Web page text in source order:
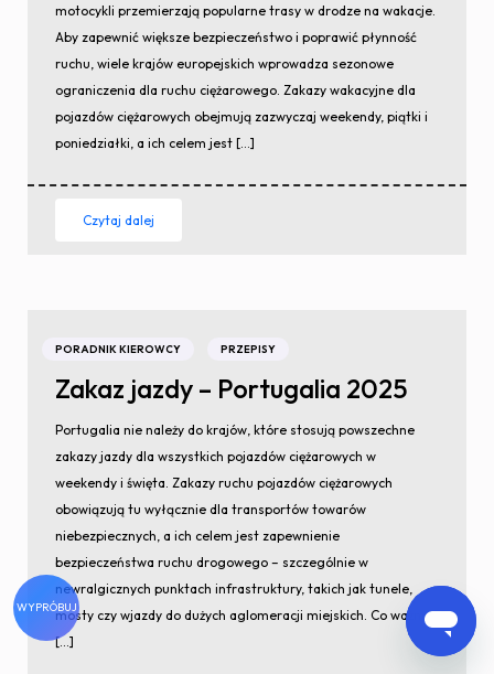
motocykli przemierzają popularne trasy w drodze na wakacje.
Aby zapewnić większe bezpieczeństwo i poprawić płynność
ruchu, wiele krajów europejskich wprowadza sezonowe
ograniczenia dla ruchu ciężarowego. Zakazy wakacyjne dla
pojazdów ciężarowych obejmują zazwyczaj weekendy, piątki i
poniedziałki, a ich celem jest […]
Czytaj dalej
PORADNIK KIEROWCY PRZEPISY
Zakaz jazdy – Portugalia 2025
Portugalia nie należy do krajów, które stosują powszechne
zakazy jazdy dla wszystkich pojazdów ciężarowych w
weekendy i święta. Zakazy ruchu pojazdów ciężarowych
obowiązują tu wyłącznie dla transportów towarów
niebezpiecznych, a ich celem jest zapewnienie
bezpieczeństwa ruchu drogowego – szczególnie w
newralgicznych punktach infrastruktury, takich jak tunele,
mosty czy wjazdy do dużych aglomeracji miejskich. Co ważne,
[…]
WYPRÓBUJ